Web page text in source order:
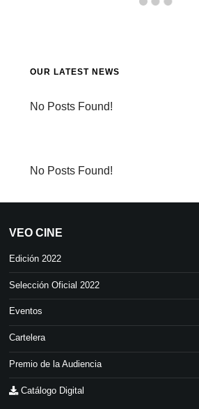
OUR LATEST NEWS
No Posts Found!
No Posts Found!
VEO CINE
Edición 2022
Selección Oficial 2022
Eventos
Cartelera
Premio de la Audiencia
Catálogo Digital